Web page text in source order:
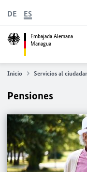
Embajada Alemana
Managua
DE ES
Inicio Servicios al
Pensiones